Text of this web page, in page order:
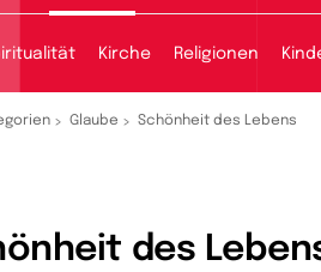
Kirche Religionen
Glaube Schönheit des Lebens
des